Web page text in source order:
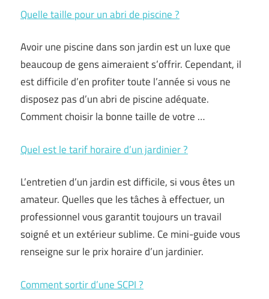
Quelle taille pour un abri de piscine ?
Avoir une piscine dans son jardin est un luxe que
beaucoup de gens aimeraient s’offrir. Cependant, il
est difficile d’en profiter toute l’année si vous ne
disposez pas d’un abri de piscine adéquate.
Comment choisir la bonne taille de votre …
Quel est le tarif horaire d’un jardinier ?
L’entretien d’un jardin est difficile, si vous êtes un
amateur. Quelles que les tâches à effectuer, un
professionnel vous garantit toujours un travail
soigné et un extérieur sublime. Ce mini-guide vous
renseigne sur le prix horaire d’un jardinier.
Comment sortir d’une SCPI ?